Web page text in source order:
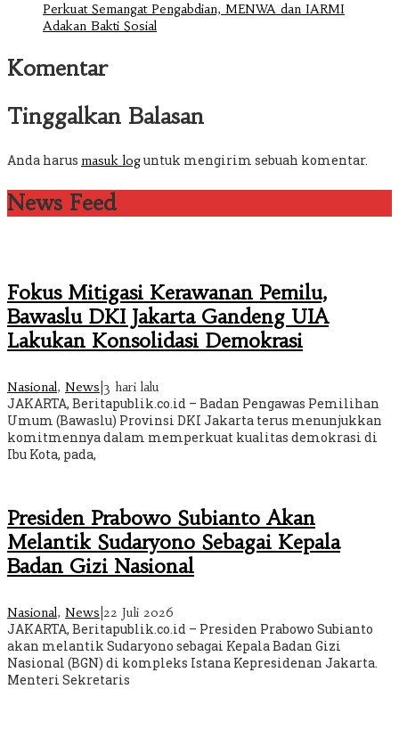
Perkuat Semangat Pengabdian, MENWA dan IARMI
Adakan Bakti Sosial
Komentar
Tinggalkan Balasan
Anda harus masuk loguntuk mengirim sebuah komentar.
News Feed
Fokus Mitigasi Kerawanan Pemilu,
Bawaslu DKI Jakarta Gandeng UIA
Lakukan Konsolidasi Demokrasi
Nasional, News 3 hari lalu
JAKARTA, Beritapublik.co.id – Badan Pengawas Pemilihan
Umum (Bawaslu) Provinsi DKI Jakarta terus menunjukkan
komitmennya dalam memperkuat kualitas demokrasi di
Ibu Kota, pada,
Presiden Prabowo Subianto Akan
Melantik Sudaryono Sebagai Kepala
Badan Gizi Nasional
Nasional, News 22 Juli 2026
JAKARTA, Beritapublik.co.id – Presiden Prabowo Subianto
akan melantik Sudaryono sebagai Kepala Badan Gizi
Nasional (BGN) di kompleks Istana Kepresidenan Jakarta.
Menteri Sekretaris